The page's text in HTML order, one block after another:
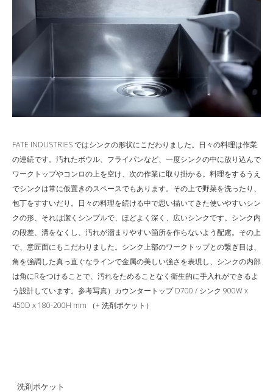
FATE INDUSTRIES ではシンクの形状にこだわりました。日々の料理は作業
の連続です。汚れたボウル、フライパンなど、一度シンクの中に放り込んで
ワークトップやコンロの上を空け、次の作業に取り掛かる。料理をするうえ
でシンクは常に仮置きのスペースでもあります。その上で野菜を洗ったり、
包丁をすすいだり。日々の料理を続ける中で思い描いてきた使いやすいシン
クの形、それは潔くシンプルで、ほどよく深く、広いシンクです。シンク内
の段差、溝をなくし、汚れが溜まりやすい箇所を作らないよう配慮。その上
で、意匠面にもこだわりました。シンク上部のワークトップとの繋ぎ目は、
角を強調した真っ直ぐなラインで金属の美しい強さを表現し、シンクの内部
は角にRをつけることで、汚れをためることなく衛生的に手入れができるよ
う設計しています。参考写真）カウンタートップ D700 / シンク 900W x
450D x 180-200H mm （+ 洗剤ポケット）
洗剤ポケット